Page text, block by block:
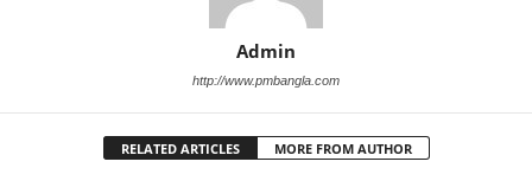
Admin
http://www.pmbangla.com
RELATED ARTICLES MORE FROM AUTHOR